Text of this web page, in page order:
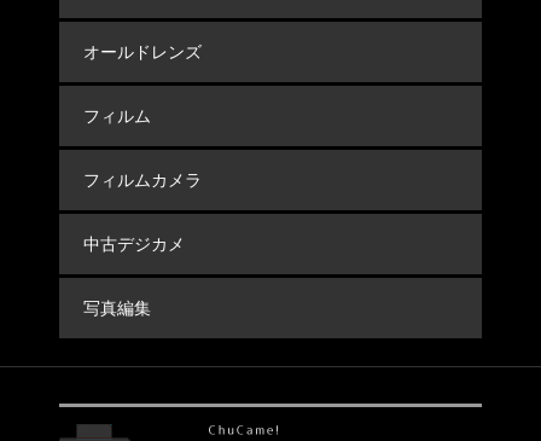
オールドレンズ
フィルム
フィルムカメラ
中古デジカメ
写真編集